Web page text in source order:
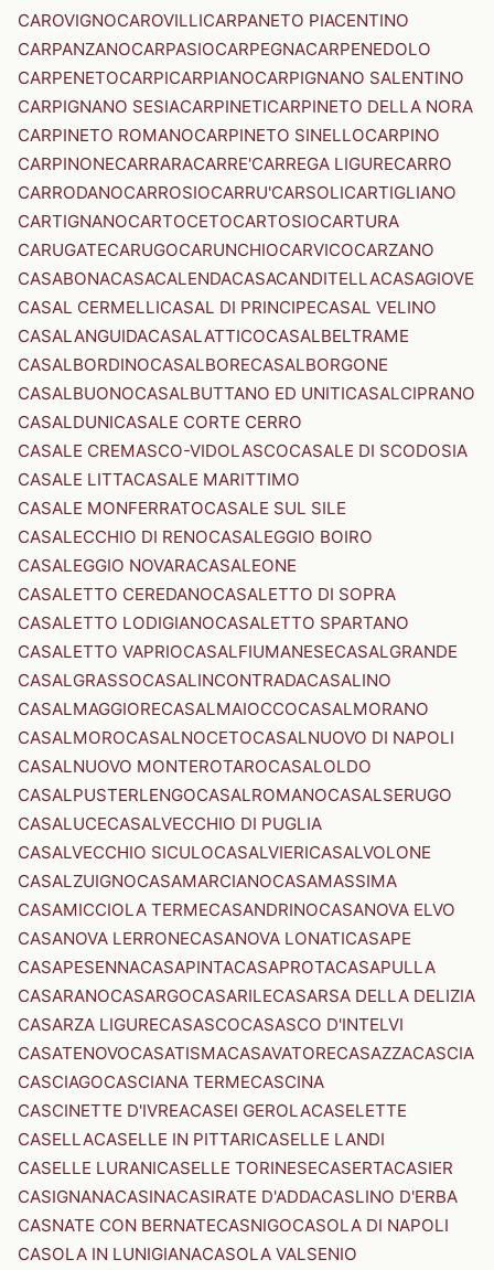
CAROVIGNOCAROVILLICARPANETO PIACENTINO
CARPANZANOCARPASIOCARPEGNACARPENEDOLO
CARPENETOCARPICARPIANOCARPIGNANO SALENTINO
CARPIGNANO SESIACARPINETICARPINETO DELLA NORA
CARPINETO ROMANOCARPINETO SINELLOCARPINO
CARPINONECARRARACARRE'CARREGA LIGURECARRO
CARRODANOCARROSIOCARRU'CARSOLICARTIGLIANO
CARTIGNANOCARTOCETOCARTOSIOCARTURA
CARUGATECARUGOCARUNCHIOCARVICOCARZANO
CASABONACASACALENDACASACANDITELLACASAGIOVE
CASAL CERMELLICASAL DI PRINCIPECASAL VELINO
CASALANGUIDACASALATTICOCASALBELTRAME
CASALBORDINOCASALBORECASALBORGONE
CASALBUONOCASALBUTTANO ED UNITICASALCIPRANO
CASALDUNICASALE CORTE CERRO
CASALE CREMASCO-VIDOLASCOCASALE DI SCODOSIA
CASALE LITTACASALE MARITTIMO
CASALE MONFERRATOCASALE SUL SILE
CASALECCHIO DI RENOCASALEGGIO BOIRO
CASALEGGIO NOVARACASALEONE
CASALETTO CEREDANOCASALETTO DI SOPRA
CASALETTO LODIGIANOCASALETTO SPARTANO
CASALETTO VAPRIOCASALFIUMANESECASALGRANDE
CASALGRASSOCASALINCONTRADACASALINO
CASALMAGGIORECASALMAIOCCOCASALMORANO
CASALMOROCASALNOCETOCASALNUOVO DI NAPOLI
CASALNUOVO MONTEROTAROCASALOLDO
CASALPUSTERLENGOCASALROMANOCASALSERUGO
CASALUCECASALVECCHIO DI PUGLIA
CASALVECCHIO SICULOCASALVIERICASALVOLONE
CASALZUIGNOCASAMARCIANOCASAMASSIMA
CASAMICCIOLA TERMECASANDRINOCASANOVA ELVO
CASANOVA LERRONECASANOVA LONATICASAPE
CASAPESENNACASAPINTACASAPROTACASAPULLA
CASARANOCASARGOCASARILECASARSA DELLA DELIZIA
CASARZA LIGURECASASCOCASASCO D'INTELVI
CASATENOVOCASATISMACASAVATORECASAZZACASCIA
CASCIAGOCASCIANA TERMECASCINA
CASCINETTE D'IVREACASEI GEROLACASELETTE
CASELLACASELLE IN PITTARICASELLE LANDI
CASELLE LURANICASELLE TORINESECASERTACASIER
CASIGNANACASINACASIRATE D'ADDACASLINO D'ERBA
CASNATE CON BERNATECASNIGOCASOLA DI NAPOLI
CASOLA IN LUNIGIANACASOLA VALSENIO